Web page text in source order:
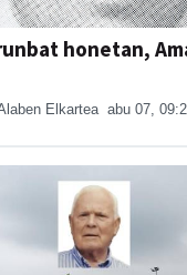
honetan,
Elkartea abu 07,